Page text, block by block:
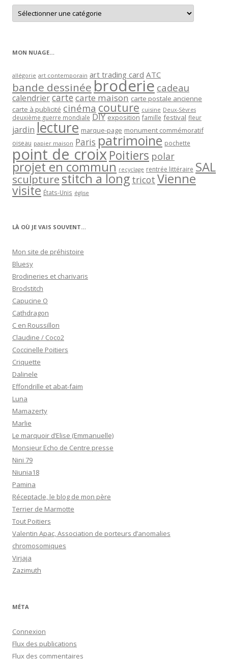
Retrouver
les
articles
MON NUAGE…
allégorie art contemporain art trading card ATC
bande dessinée broderie cadeau
calendriercartecarte maison carte postale ancienne
carte à publicité cinéma couture cuisine Deux-Sèvres
deuxième guerre mondiale DIY exposition famille festival fleur
jardin lecture marque-page monument commémoratif
oiseau papier maison Paris patrimoine pochette
point de croixPoitiers polar
projet en commun recyclage rentrée littéraire SAL
sculpturestitch a long tricot Vienne
visite États-Unis église
LÀ OÙ JE VAIS SOUVENT…
Mon site de préhistoire
Bluesy
Brodineries et charivaris
Brodstitch
Capucine O
Cathdragon
C en Roussillon
Claudine / Coco2
Coccinelle Poitiers
Criquette
Dalinele
Effondrille et abat-faim
Luna
Mamazerty
Marlie
Le marquoir d’Elise (Emmanuelle)
Monsieur Echo de Centre presse
Nini 79
Niunia18
Pamina
Réceptacle, le blog de mon père
Terrier de Marmotte
Tout Poitiers
Valentin Apac, Association de porteurs d’anomalies
chromosomiques
Virjaja
Zazimuth
MÉTA
Connexion
Flux des publications
Flux des commentaires